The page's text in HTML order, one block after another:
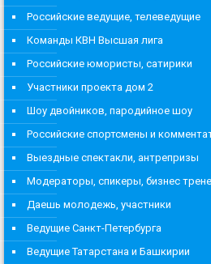
Российские ведущие, телеведущие
Команды КВН Высшая лига
Российские юмористы, сатирики
Участники проекта дом 2
Шоу двойников, пародийное шоу
Российские спортсмены и
Выездные спектакли, антрепризы
Модераторы, спикеры, бизнес
Даешь молодежь, участники
Ведущие Санкт-Петербурга
Ведущие Татарстана и Башкирии